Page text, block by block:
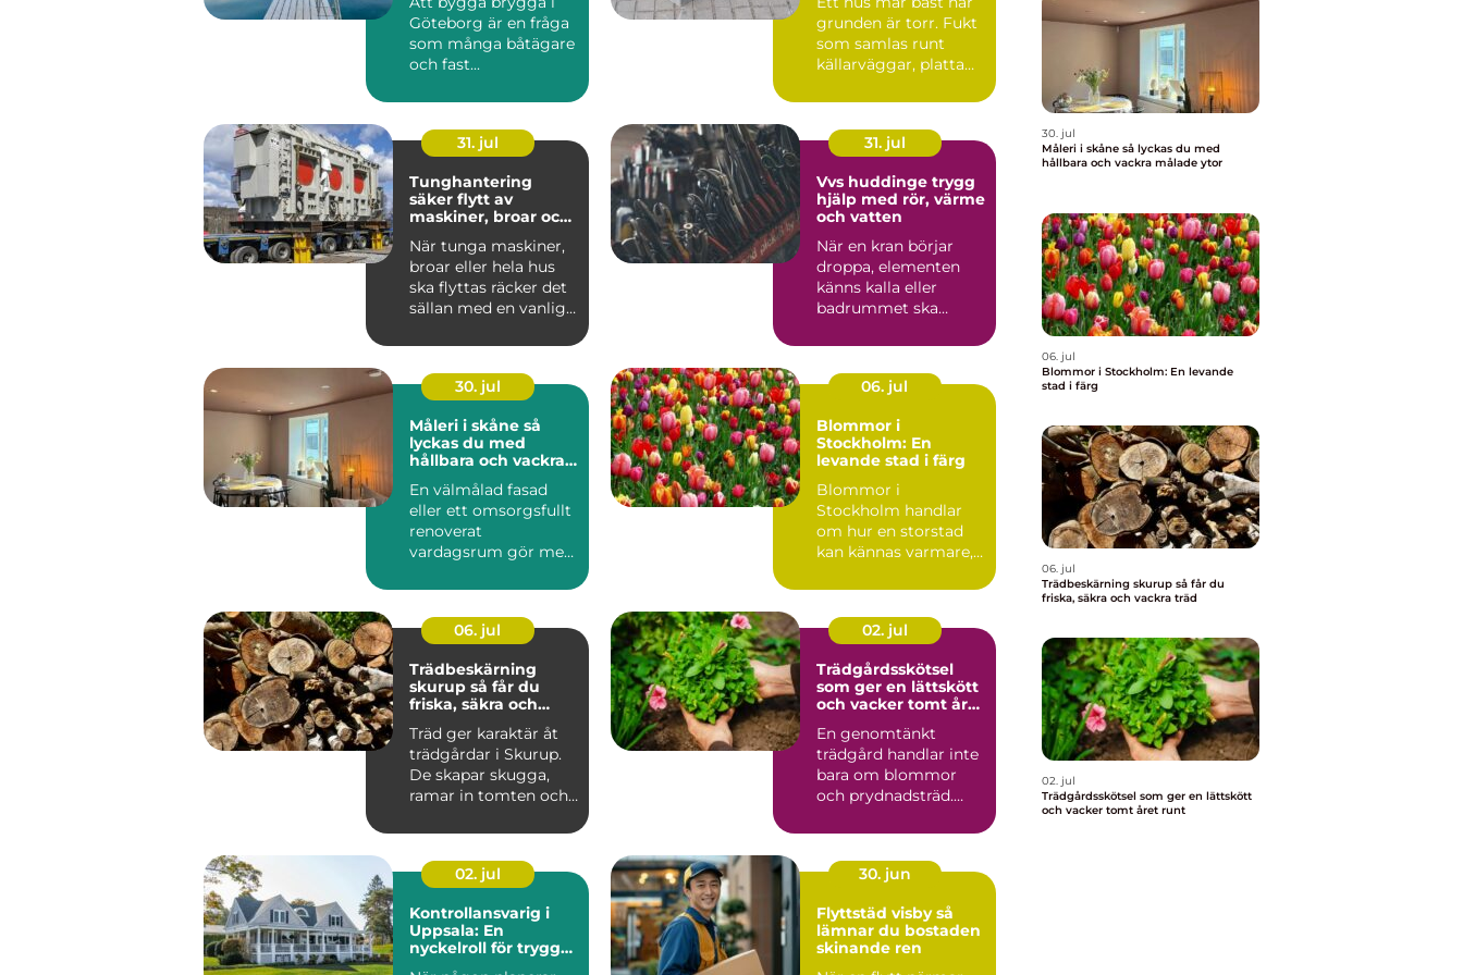
Göteborg är en fråga
som många båtägare
och fast...
grunden är torr. Fukt
som samlas runt
källarväggar, platta
31. jul
Tunghantering
säker flytt av
maskiner, broar och
När tunga maskiner,
broar eller hela hus
ska flyttas räcker det
sällan med en vanlig
31. jul
Vvs huddinge trygg
hjälp med rör, värme
och vatten
När en kran börjar
droppa, elementen
känns kalla eller
badrummet ska
plötsligt my...
30. jul
Måleri i skåne så
lyckas du med
hållbara och vackra
En välmålad fasad
eller ett omsorgsfullt
renoverat
vardagsrum gör mer
ut. Fä...
06. jul
Blommor i
Stockholm: En
levande stad i färg
Blommor i
Stockholm handlar
om hur en storstad
kan kännas varmare,
personlig ge...
06. jul
Trädbeskärning
skurup så får du
friska, säkra och
Träd ger karaktär åt
trädgårdar i Skurup.
De skapar skugga,
ramar in tomten och
02. jul
Trädgårdsskötsel
som ger en lättskött
och vacker tomt året
En genomtänkt
trädgård handlar inte
bara om blommor
och prydnadsträd.
fastighet ...
02. jul
Kontrollansvarig i
Uppsala: En
nyckelroll för trygga
30. jun
Flyttstäd visby så
lämnar du bostaden
skinande ren
30. jul
Måleri i skåne så lyckas du med
hållbara och vackra målade ytor
06. jul
Blommor i Stockholm: En levande
stad i färg
06. jul
Trädbeskärning skurup så får du
friska, säkra och vackra träd
02. jul
Trädgårdsskötsel som ger en lättskött
och vacker tomt året runt